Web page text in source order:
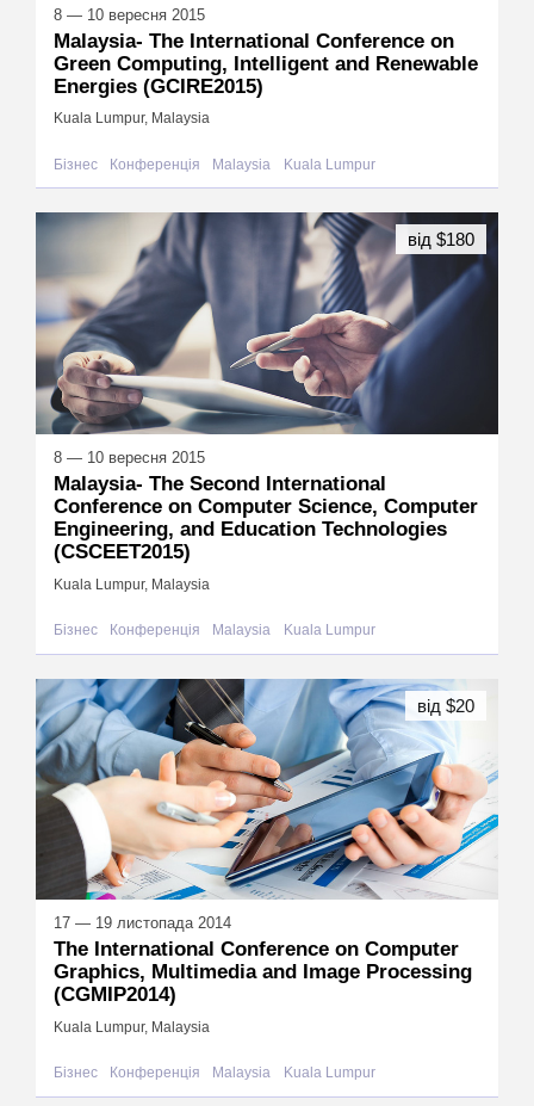
8 — 10 вересня 2015
Malaysia- The International Conference on
Green Computing, Intelligent and Renewable
Energies (GCIRE2015)
Kuala Lumpur, Malaysia
Бізнес Конференція Malaysia Kuala Lumpur
8 — 10 вересня 2015
Malaysia- The Second International
Conference on Computer Science, Computer
Engineering, and Education Technologies
(CSCEET2015)
Kuala Lumpur, Malaysia
Бізнес Конференція Malaysia Kuala Lumpur
від $180
17 — 19 листопада 2014
The International Conference on Computer
Graphics, Multimedia and Image Processing
(CGMIP2014)
Kuala Lumpur, Malaysia
Бізнес Конференція Malaysia Kuala Lumpur
від $20